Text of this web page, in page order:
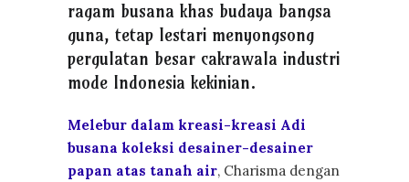
ragam busana khas budaya bangsa
guna, tetap lestari menyongsong
pergulatan besar cakrawala industri
mode Indonesia kekinian.
Melebur dalam kreasi-kreasi Adi
busana koleksi desainer-desainer
papan atas tanah air, Charisma dengan